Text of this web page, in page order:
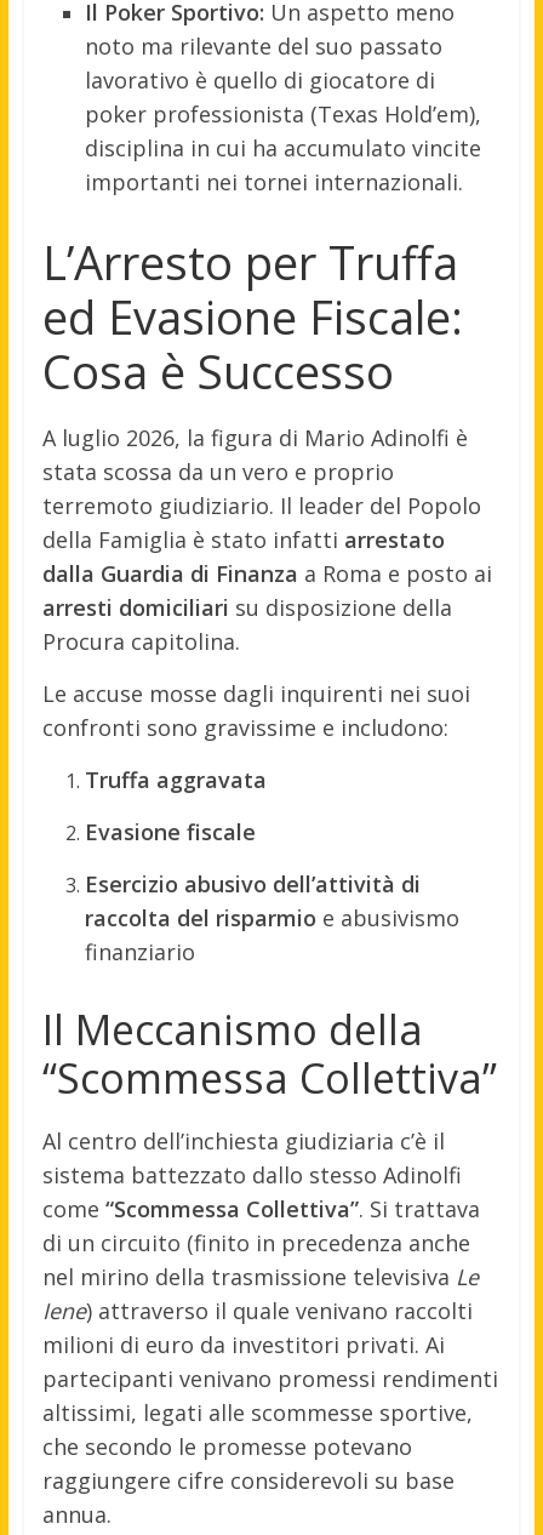
Il Poker Sportivo: Un aspetto meno
noto ma rilevante del suo passato
lavorativo è quello di giocatore di
poker professionista (Texas Hold’em),
disciplina in cui ha accumulato vincite
importanti nei tornei internazionali.
L’Arresto per Truffa
ed Evasione Fiscale:
Cosa è Successo
A luglio 2026, la figura di Mario Adinolfi è
stata scossa da un vero e proprio
terremoto giudiziario. Il leader del Popolo
della Famiglia è stato infatti arrestato
dalla Guardia di Finanza a Roma e posto ai
arresti domiciliari su disposizione della
Procura capitolina.
Le accuse mosse dagli inquirenti nei suoi
confronti sono gravissime e includono:
Truffa aggravata
Evasione fiscale
Esercizio abusivo dell’attività di
raccolta del risparmio e abusivismo
finanziario
Il Meccanismo della
“Scommessa Collettiva”
Al centro dell’inchiesta giudiziaria c’è il
sistema battezzato dallo stesso Adinolfi
come “Scommessa Collettiva”. Si trattava
di un circuito (finito in precedenza anche
nel mirino della trasmissione televisiva Le
Iene) attraverso il quale venivano raccolti
milioni di euro da investitori privati. Ai
partecipanti venivano promessi rendimenti
altissimi, legati alle scommesse sportive,
che secondo le promesse potevano
raggiungere cifre considerevoli su base
annua.